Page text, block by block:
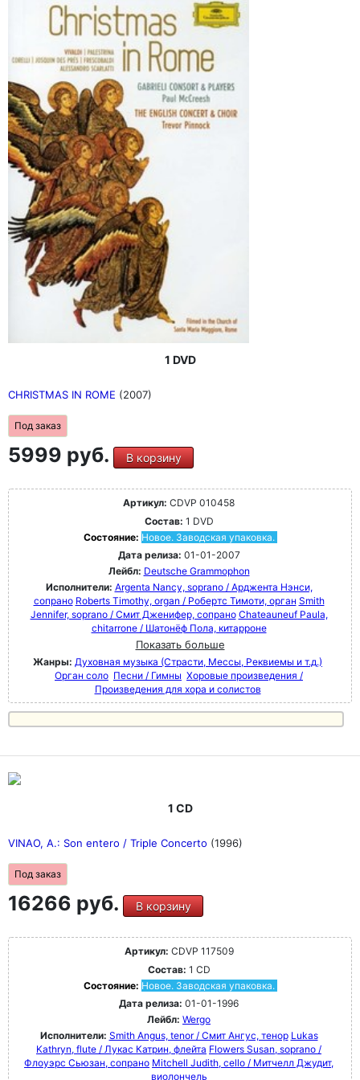
1 DVD
CHRISTMAS IN ROME (2007)
Под заказ
5999 руб. В корзину
Артикул: CDVP 010458
Состав: 1 DVD
Состояние: Новое. Заводская упаковка.
Дата релиза: 01-01-2007
Лейбл: Deutsche Grammophon
Исполнители: Argenta Nancy, soprano / Арджента Нэнси,
сопрано Roberts Timothy, organ / Робертс Тимоти, орган Smith
Jennifer, soprano / Смит Дженифер, сопрано Chateauneuf Paula,
chitarrone / Шатонёф Пола, китарроне
Показать больше
Жанры: Духовная музыка (Страсти, Мессы, Реквиемы и т.д.)
Орган соло Песни / Гимны Хоровые произведения /
Произведения для хора и солистов
1 CD
VINAO, A.: Son entero / Triple Concerto (1996)
Под заказ
16266 руб. В корзину
Артикул: CDVP 117509
Состав: 1 CD
Состояние: Новое. Заводская упаковка.
Дата релиза: 01-01-1996
Лейбл: Wergo
Исполнители: Smith Angus, tenor / Смит Ангус, тенор Lukas
Kathryn, flute / Лукас Катрин, флейта Flowers Susan, soprano /
Флоуэрс Сьюзан, сопрано Mitchell Judith, cello / Митчелл Джудит,
виолончель